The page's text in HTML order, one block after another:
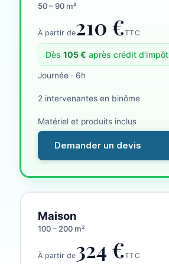
50 – 90 m²
À partir de210 €TTC
Dès 105€ après crédit d'impôt
Journée · 6h
2 intervenantes en binôme
Matériel et produits inclus
Demander un devis
Maison
100 – 200 m²
À partir de324 €TTC